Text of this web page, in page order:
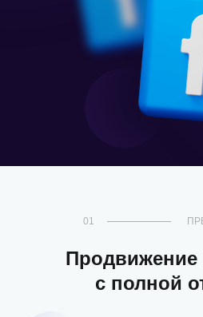
01
Продвижение
с полной